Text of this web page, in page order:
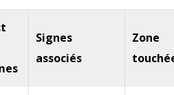
Signes
associés
Zone